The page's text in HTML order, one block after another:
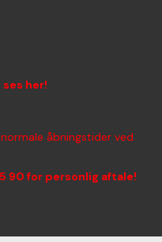
her!
åbningstider ved
90 for personlig aftale!